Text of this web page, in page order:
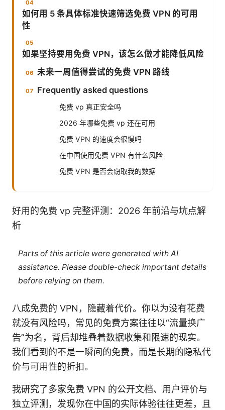
如何用 5 条具体标准快速筛选免费 VPN 的可用
性
如果坚持要用免费 VPN，该怎么做才能降低风险
未来一周值得尝试的免费 VPN 路线
Frequently asked questions
免费 vp 真正安全吗
2026 年哪些免费 vp 还在可用
免费 VPN 的速度会很慢吗
在中国使用免费 VPN 有什么风险
免费 VPN 是否会窃取我的数据
好用的免费 vp 完整评测：2026 年前沿与坑点解
析
Parts of this article were generated with AI
assistance. Please double-check important details
before relying on them.
八成免费的 VPN，隐藏着代价。你以为没有花费
就没有风险吗，常见的免费方案往往以“流量换广
告”为名，背后却堆叠着数据收集和限速的现实。
我们看到的不是一瞬间的免费，而是长期的隐私代
价与可用性的折扣。
我研究了多家免费 VPN 的公开文档、用户评价与
独立评测，发现你在中国的实际体验往往更差，且